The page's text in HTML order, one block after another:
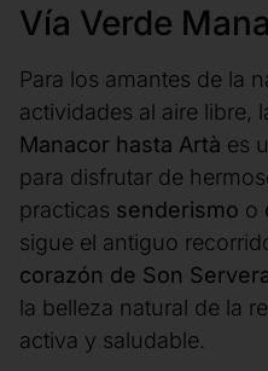
Vía Verde
Para los amantes de la
actividades al aire libre,
Manacor hasta Artà es
para disfrutar de
practicas senderismo o
sigue el antiguo
corazón de Son
la belleza natural de la
activa y saludable.